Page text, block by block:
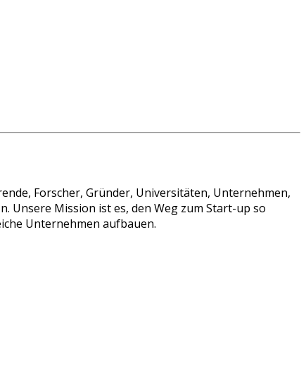
Forscher, Gründer, Universitäten, Unternehmen,
Unsere Mission ist es, den Weg zum Start-up so
Unternehmen aufbauen.